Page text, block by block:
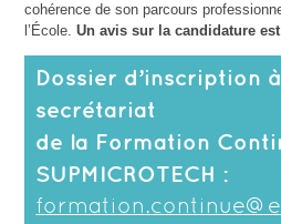
cohérence de son parcours
l’École.Un avis sur la candidature
Dossier d’inscription
secrétariat
de la Formation
SUPMICROTECH :